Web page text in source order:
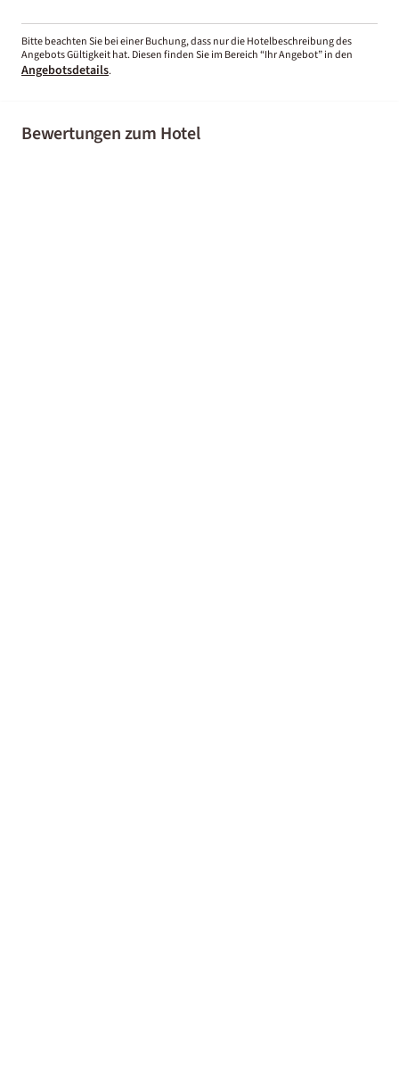
Bitte beachten Sie bei einer Buchung, dass nur die Hotelbeschreibung des
Angebots Gültigkeit hat. Diesen finden Sie im Bereich “Ihr Angebot” in den
Angebotsdetails.
Bewertungen zum Hotel